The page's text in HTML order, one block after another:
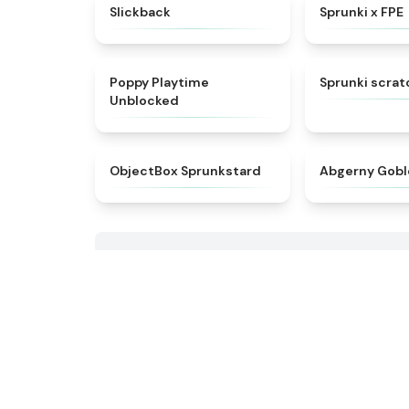
Slickback Sprunki x FPE
Poppy Playtime
Unblocked
Sprunki
4.6
ObjectBox Sprunkstard Abgerny